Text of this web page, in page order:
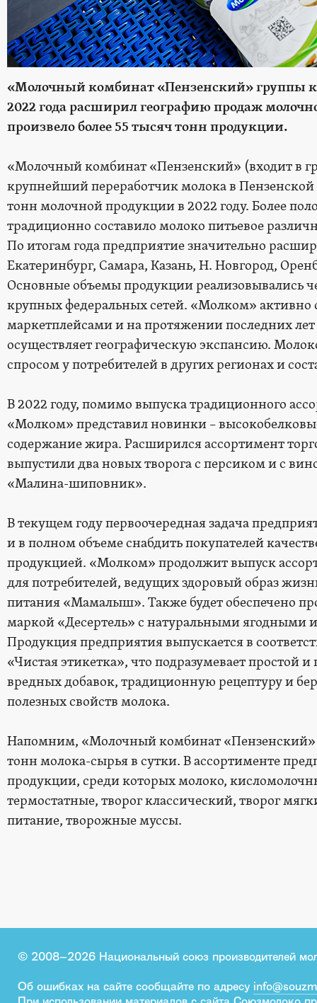
«Молочный комбинат «Пензенский» группы
2022 года расширил географию продаж
произвело более 55 тысяч тонн продукции.
«Молочный комбинат «Пензенский» (входит в
крупнейший переработчик молока в Пензенской
тонн молочной продукции в 2022 году. Более
традиционно составило молоко питьевое
По итогам года предприятие значительно
Екатеринбург, Самара, Казань, Н. Новгород,
Основные объемы продукции реализовывались
крупных федеральных сетей. «Молком» активно
маркетплейсами и на протяжении последних
осуществляет географическую экспансию.
спросом у потребителей в других регионах и
В 2022 году, помимо выпуска традиционного
«Молком» представил новинки –
содержание жира. Расширился ассортимент
выпустили два новых творога с персиком и с
«Малина-шиповник».
В текущем году первоочередная задача
и в полном объеме снабдить покупателей
продукцией. «Молком» продолжит выпуск
для потребителей, ведущих здоровый образ
питания «Мамалыш». Также будет обеспечено
маркой «Десертель» с натуральными ягодными
Продукция предприятия выпускается в
«Чистая этикетка», что подразумевает простой
вредных добавок, традиционную рецептуру и
полезных свойств молока.
Напомним, «Молочный комбинат «Пензенский»
тонн молока-сырья в сутки. В ассортименте
продукции, среди которых молоко,
термостатные, творог классический, творог
питание, творожные муссы.
© 2008–2026 Национальный союз производителей
Об ошибках на сайте сообщайте по адресу